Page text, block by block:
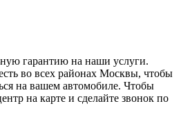
гарантию на наши услуги.
во всех районах Москвы, чтобы
на вашем автомобиле. Чтобы
на карте и сделайте звонок по